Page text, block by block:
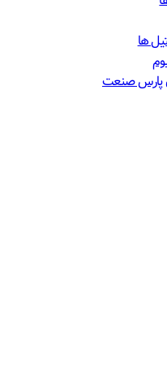
ها
پارس صنعت